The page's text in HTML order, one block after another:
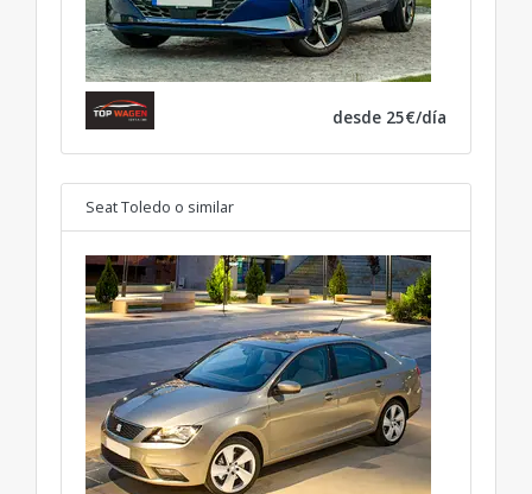
desde 25€/día
Seat Toledo o similar